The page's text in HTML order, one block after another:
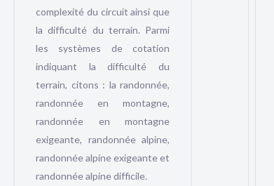
complexité du circuit ainsi que
la difficulté du terrain. Parmi
les systèmes de cotation
indiquant la difficulté du
terrain, citons : la randonnée,
randonnée en montagne,
randonnée en montagne
exigeante, randonnée alpine,
randonnée alpine exigeante et
randonnée alpine difficile.